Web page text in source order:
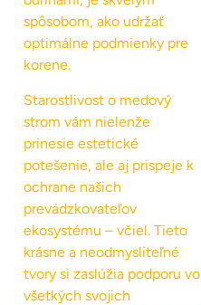
spôsobom, ako udržať
optimálne podmienky pre
korene.
Starostlivost o medový
strom vám nielenže
prinesie estetické
potešenie, ale aj prispeje k
ochrane našich
prevádzkovateľov
ekosystému – včiel. Tieto
krásne a neodmysliteľné
tvory si zaslúžia podporu vo
všetkých svojich